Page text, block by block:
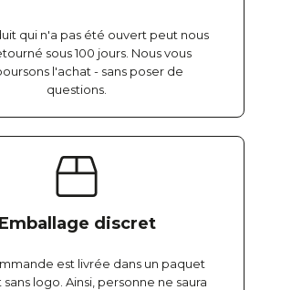
qui n'a pas été ouvert peut nous
sous 100 jours. Nous vous
l'achat - sans poser de
questions.
Emballage discret
est livrée dans un paquet
logo. Ainsi, personne ne saura